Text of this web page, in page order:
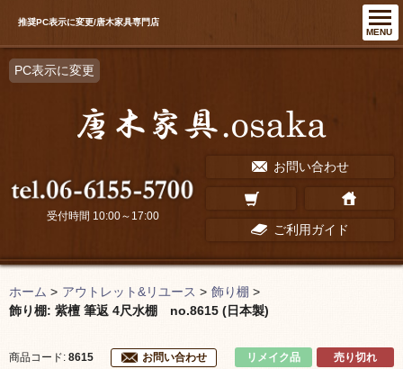
MENU
推奨PC表示に変更/唐木家具専門店
PC表示に変更
お問い合わせ
ご利用ガイド
受付時間 10:00～17:00
ホーム > アウトレット&リユース > 飾り棚 >
飾り棚: 紫檀 筆返 4尺水棚 no.8615 (日本製)
商品コード: 8615 お問い合わせ リメイク品 売り切れ